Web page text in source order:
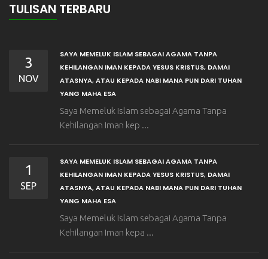
TULISAN TERBARU
3
NOV
SAYA MEMELUK ISLAM SEBAGAI AGAMA TANPA
KEHILANGAN IMAN KEPADA YESUS KRISTUS, DAMAI
ATASNYA, ATAU KEPADA NABI MANA PUN DARI TUHAN
YANG MAHA ESA
Saya Memeluk Islam sebagai Agama Tanpa
Kehilangan Iman kep ...
1
SEP
SAYA MEMELUK ISLAM SEBAGAI AGAMA TANPA
KEHILANGAN IMAN KEPADA YESUS KRISTUS, DAMAI
ATASNYA, ATAU KEPADA NABI MANA PUN DARI TUHAN
YANG MAHA ESA
Saya Memeluk Islam sebagai Agama Tanpa
Kehilangan Iman kepa ...